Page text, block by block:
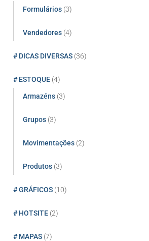
Formulários (3)
Vendedores (4)
# DICAS DIVERSAS (36)
# ESTOQUE (4)
Armazéns (3)
Grupos (3)
Movimentações (2)
Produtos (3)
# GRÁFICOS (10)
# HOTSITE (2)
# MAPAS (7)